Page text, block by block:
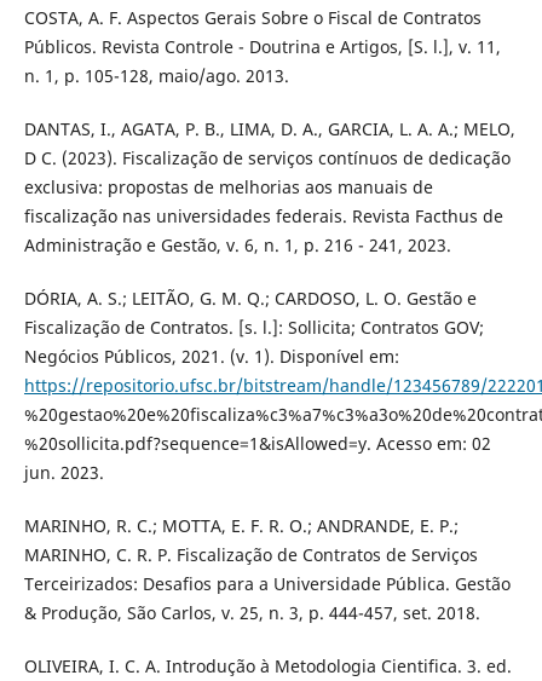
COSTA, A. F. Aspectos Gerais Sobre o Fiscal de Contratos
Públicos. Revista Controle - Doutrina e Artigos, [S. l.], v. 11,
n. 1, p. 105-128, maio/ago. 2013.
DANTAS, I., AGATA, P. B., LIMA, D. A., GARCIA, L. A. A.; MELO,
D C. (2023). Fiscalização de serviços contínuos de dedicação
exclusiva: propostas de melhorias aos manuais de
fiscalização nas universidades federais. Revista Facthus de
Administração e Gestão, v. 6, n. 1, p. 216 - 241, 2023.
DÓRIA, A. S.; LEITÃO, G. M. Q.; CARDOSO, L. O. Gestão e
Fiscalização de Contratos. [s. l.]: Sollicita; Contratos GOV;
Negócios Públicos, 2021. (v. 1). Disponível em:
https://repositorio.ufsc.br/bitstream/handle/123456789/
%20sollicita.pdf?sequence=1&isAllowed=y. Acesso em: 02
jun. 2023.
MARINHO, R. C.; MOTTA, E. F. R. O.; ANDRANDE, E. P.;
MARINHO, C. R. P. Fiscalização de Contratos de Serviços
Terceirizados: Desafios para a Universidade Pública. Gestão
& Produção, São Carlos, v. 25, n. 3, p. 444-457, set. 2018.
OLIVEIRA, I. C. A. Introdução à Metodologia Cientifica. 3. ed.